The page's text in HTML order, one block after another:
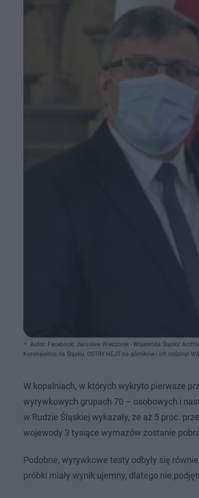
Autor: Facebook; Jarosław Wieczorek - Wojewoda Śląski/
Koronawirus na Śląsku. OSTRY HEJT na górników i ich rodziny!
W kopalniach, w których wykryto pierwsze
wyrywkowych grupach 70 – osobowych i
w Rudzie Śląskiej wykazały, że aż 5 proc.
wojewody 3 tysiące wymazów zostanie
Podobne, wyrywkowe testy odbyły się
próbki miały wynik ujemny, dlatego nie